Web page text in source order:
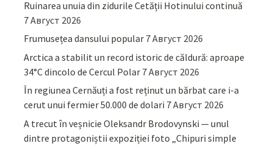
Ruinarea unuia din zidurile Cetății Hotinului continuă
7 Август 2026
Frumusețea dansului popular 7 Август 2026
Arctica a stabilit un record istoric de căldură: aproape
34°C dincolo de Cercul Polar 7 Август 2026
În regiunea Cernăuți a fost reținut un bărbat care i-a
cerut unui fermier 50.000 de dolari 7 Август 2026
A trecut în veșnicie Oleksandr Brodovynski — unul
dintre protagoniștii expoziției foto „Chipuri simple